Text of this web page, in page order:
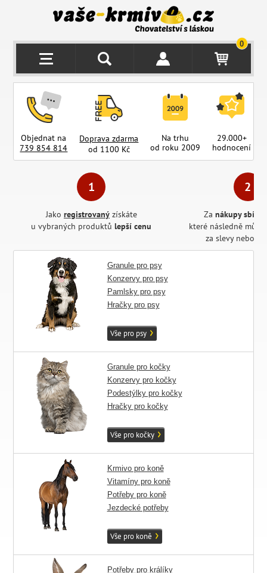
0
Objednat na
739 854 814
Doprava zdarma
od 1100 Kč
Na trhu
od roku 2009
29.000+
hodnocení
Jako registrovanýzískáte
u vybraných produktůlepší cenu
Za nákupy
které následně
za slevy nebo
Granule pro psy
Konzervy pro psy
Pamlsky pro psy
Hračky pro psy
Vše pro psy
Granule pro kočky
Konzervy pro kočky
Podestýlky pro kočky
Hračky pro kočky
Vše pro kočky
Krmivo pro koně
Vitamíny pro koně
Potřeby pro koně
Jezdecké potřeby
Vše pro koně
Potřeby pro králíky